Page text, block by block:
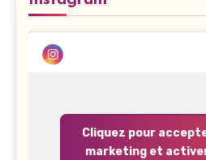
Cliquez pour
marketing et